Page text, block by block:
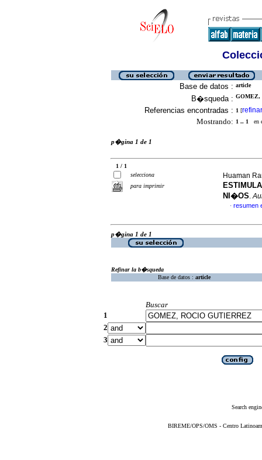
Base de datos : article
B�squeda : GOMEZ,
Referencias encontradas : 1 [refinar
Mostrando: 1 .. 1 en
p�gina 1 de 1
1 / 1
selecciona
para imprimir
Huaman
NI�OS.
· resumen
p�gina 1 de 1
Refinar la b�squeda
Base de datos : article
Buscar
1
2
3
Search
BIREME/OPS/OMS - Centro